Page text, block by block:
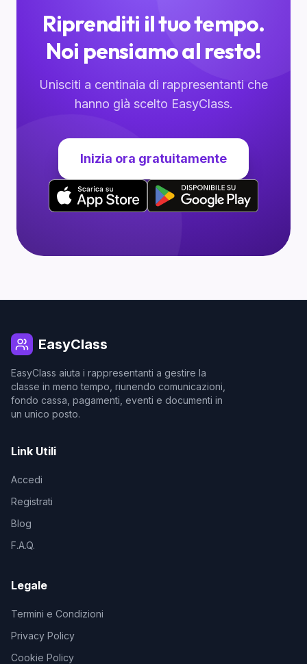
Riprenditi il tuo tempo.
Noi pensiamo al resto!
Unisciti a centinaia di rappresentanti che
hanno già scelto EasyClass.
Inizia ora gratuitamente
EasyClass
EasyClass aiuta i rappresentanti a gestire la
classe in meno tempo, riunendo comunicazioni,
fondo cassa, pagamenti, eventi e documenti in
un unico posto.
Link Utili
Accedi
Registrati
Blog
F.A.Q.
Legale
Termini e Condizioni
Privacy Policy
Cookie Policy